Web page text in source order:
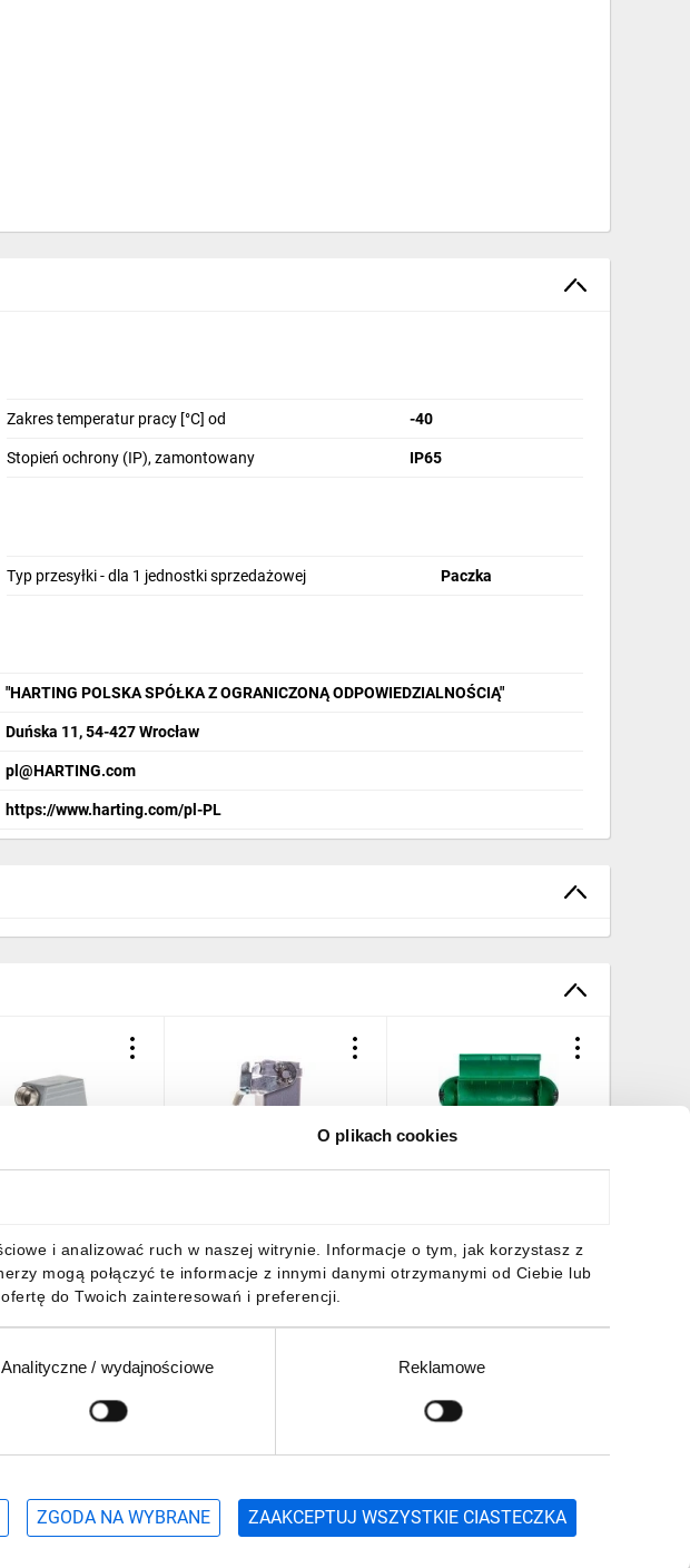
O plikach cookies
i analizować ruch w naszej witrynie. Informacje o tym, jak korzystasz z
mogą połączyć te informacje z innymi danymi otrzymanymi od Ciebie lub
do Twoich zainteresowań i preferencji.
Analityczne / wydajnościowe Reklamowe
ZGODA NA WYBRANE ZAAKCEPTUJ WSZYSTKIE CIASTECZKA
Zakres temperatur pracy [°C] od -40
Stopień ochrony (IP), zamontowany IP65
Typ przesyłki - dla 1 jednostki sprzedażowej Paczka
"HARTING POLSKA SPÓŁKA Z OGRANICZONĄ ODPOWIEDZIALNOŚCIĄ"
Duńska 11, 54-427 Wrocław
pl@HARTING.com
https://www.harting.com/pl-PL
złbrutto
DO KOSZYKA
19512900
23,57 zł brutto 14,77 złbrutto
ZAPISZ SIĘ